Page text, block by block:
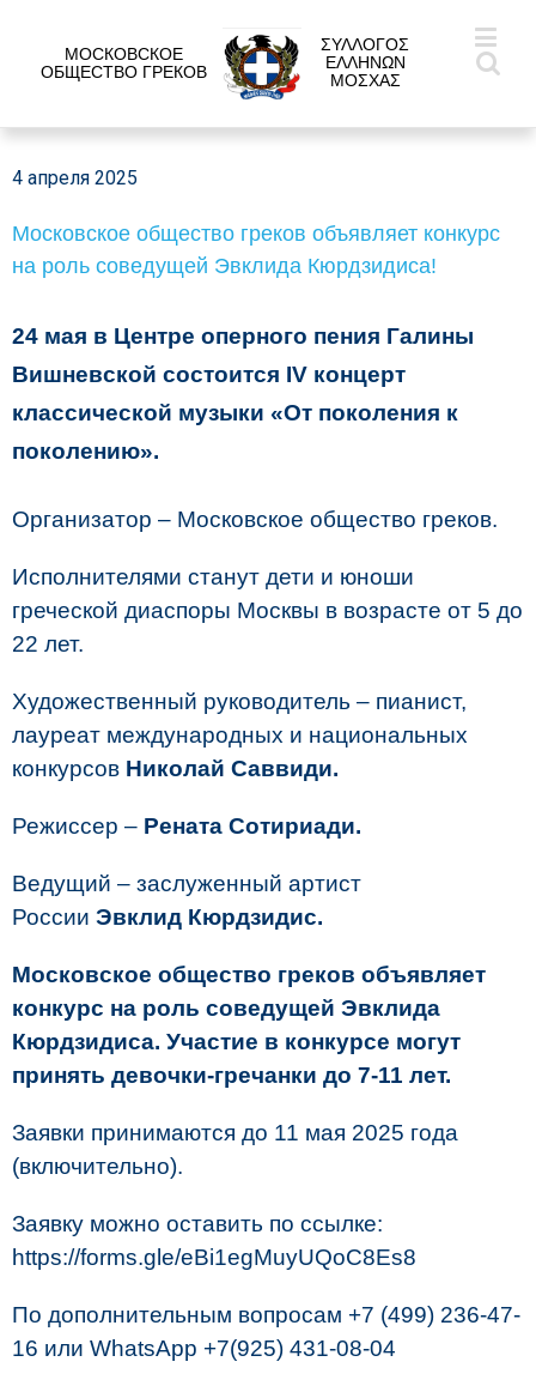
МОСКОВСКОЕ
ОБЩЕСТВО ГРЕКОВ
ΣΥΛΛΟΓΟΣ
ΕΛΛΗΝΩΝ
ΜΟΣΧΑΣ
4 апреля 2025
Московское общество греков объявляет конкурс
на роль соведущей Эвклида Кюрдзидиса!
24 мая в Центре оперного пения Галины
Вишневской состоится IV концерт
классической музыки «От поколения к
поколению».
Организатор – Московское общество греков.
Исполнителями станут дети и юноши
греческой диаспоры Москвы в возрасте от 5 до
22 лет.
Художественный руководитель – пианист,
лауреат международных и национальных
конкурсов Николай Саввиди.
Режиссер – Рената Сотириади.
Ведущий – заслуженный артист
России Эвклид Кюрдзидис.
Московское общество греков объявляет
конкурс на роль соведущей Эвклида
Кюрдзидиса. Участие в конкурсе могут
принять девочки-гречанки до 7-11 лет.
Заявки принимаются до 11 мая 2025 года
(включительно).
Заявку можно оставить по ссылке:
https://forms.gle/eBi1egMuyUQoC8Es8
По дополнительным вопросам +7 (499) 236-47-
16 или WhatsApp +7(925) 431-08-04